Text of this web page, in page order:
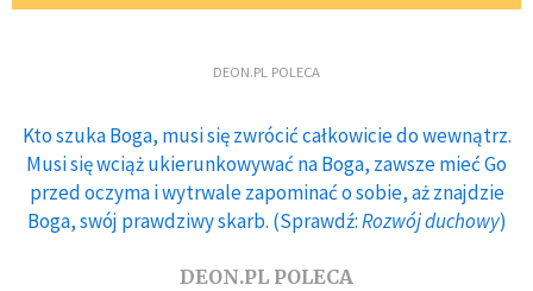
DEON.PL POLECA
Kto szuka Boga, musi się zwrócić całkowicie do wewnątrz.
Musi się wciąż ukierunkowywać na Boga, zawsze mieć Go
przed oczyma i wytrwale zapominać o sobie, aż znajdzie
Boga, swój prawdziwy skarb. (Sprawdź:Rozwój duchowy)
DEON.PL POLECA